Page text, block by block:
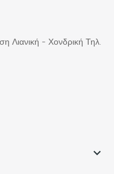
Λιανική - Χονδρική Τηλ.
